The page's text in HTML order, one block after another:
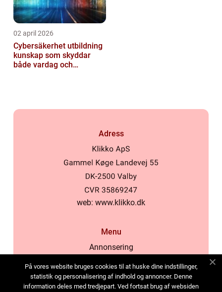
02 april 2026
Cybersäkerhet utbildning
kunskap som skyddar
både vardag och
Adress
web: www.klikko.dk
Menu
Annonsering
Cookies
Kontakta oss
På vores website bruges cookies til at huske dine indstillinger,
statistik og personalisering af indhold og annoncer. Denne
information deles med tredjepart. Ved fortsat brug af websiden